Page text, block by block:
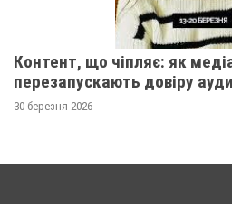
Контент, що чіпляє: як
перезапускають довіру
30 березня 2026